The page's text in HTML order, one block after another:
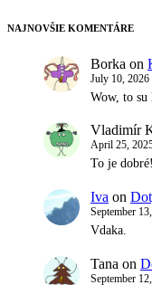
NAJNOVŠIE KOMENTÁRE
Borka on
July 10, 2026
Wow, to su
Vladimír
April 25,
To je dobré!
Iva on
September
Vdaka.
Tana on
September